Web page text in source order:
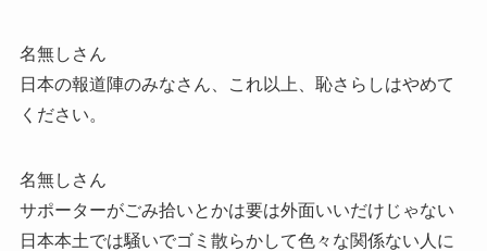
名無しさん
日本の報道陣のみなさん、これ以上、恥さらしはやめて
ください。
名無しさん
サポーターがごみ拾いとかは要は外面いいだけじゃない
日本本土では騒いでゴミ散らかして色々な関係ない人に